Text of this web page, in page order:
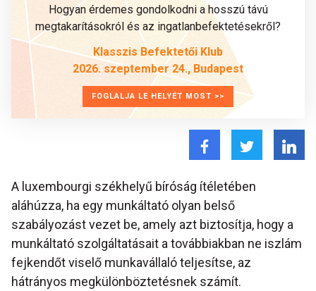
Hogyan érdemes gondolkodni a hosszú távú
megtakarításokról és az ingatlanbefektetésekről?
Klasszis Befektetői Klub
2026. szeptember 24., Budapest
FOGLALJA LE HELYÉT MOST >>
A luxembourgi székhelyű bíróság ítéletében
aláhúzza, ha egy munkáltató olyan belső
szabályozást vezet be, amely azt biztosítja, hogy a
munkáltató szolgáltatásait a továbbiakban ne iszlám
fejkendőt viselő munkavállaló teljesítse, az
hátrányos megkülönböztetésnek számít.